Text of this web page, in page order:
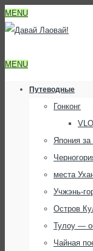
MENU
MENU
Путеводные
Гонконг
Япония
места
Учжэнь-
Остров
Тулоу —
Чайная